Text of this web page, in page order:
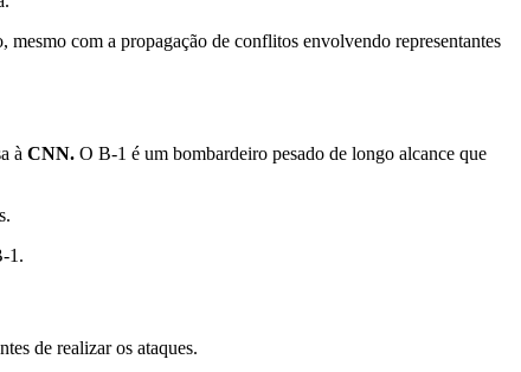
com a propagação de conflitos envolvendo representantes
à CNN. O B-1 é um bombardeiro pesado de longo alcance que
1.
de realizar os ataques.